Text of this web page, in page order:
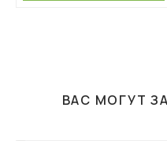
ВАС МОГУТ